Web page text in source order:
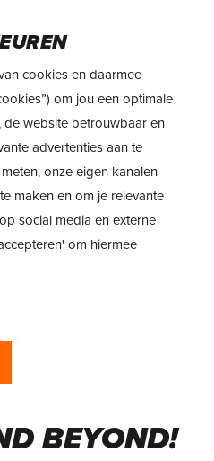
INFINITY
BEYOND!
cookies en daarmee
om jou een optimale
website betrouwbaar en
advertenties aan te
onze eigen kanalen
maken en om je relevante
social media en externe
om hiermee